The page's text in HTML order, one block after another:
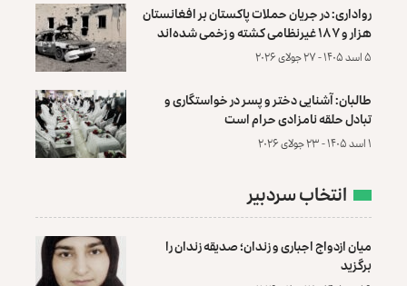
رواداری: در جریان حملات پاکستان بر افغانستان
هزار و ۱۸۷ غیرنظامی کشته و زخمی شده‌اند
۵ اسد ۱۴۰۵ - ۲۷ جولای ۲۰۲۶
طالبان: آشنایی دختر و پسر در خواستگاری و
تبادل حلقه نامزادی حرام است
۱ اسد ۱۴۰۵ - ۲۳ جولای ۲۰۲۶
انتخاب سردبیر
میان ازدواج اجباری و زندان؛ صدیقه زندان را
برگزید